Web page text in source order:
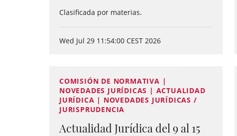
Clasificada por materias.
Wed Jul 29 11:54:00 CEST 2026
COMISIÓN DE NORMATIVA |
NOVEDADES JURÍDICAS | ACTUALIDAD
JURÍDICA | NOVEDADES JURÍDICAS /
JURISPRUDENCIA
Actualidad Jurídica del 9 al 15